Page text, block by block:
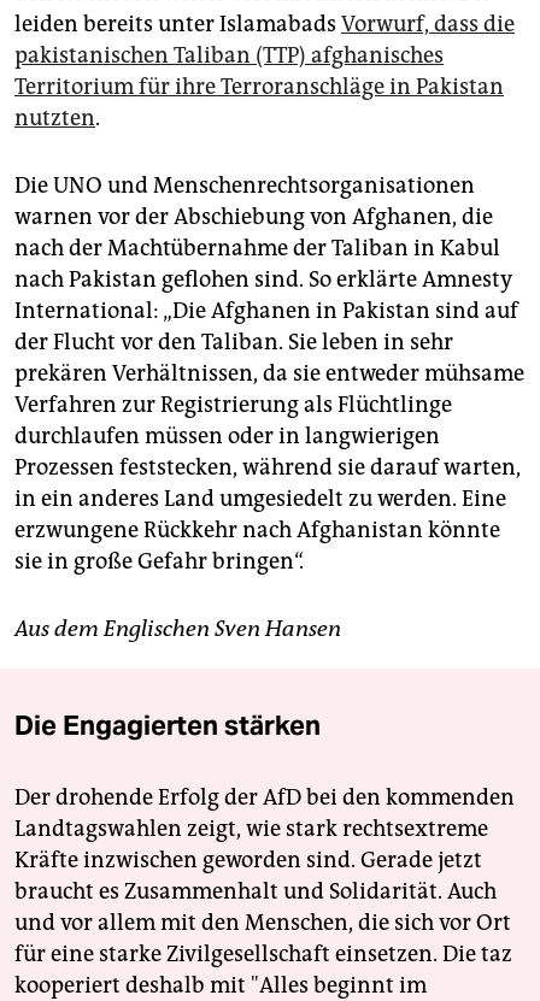
leiden bereits unter Islamabads Vorwurf, dass die
pakistanischen Taliban (TTP) afghanisches
Territorium für ihre Terroranschläge in Pakistan
nutzten.
Die UNO und Menschenrechtsorganisationen
warnen vor der Abschiebung von Afghanen, die
nach der Machtübernahme der Taliban in Kabul
nach Pakistan geflohen sind. So erklärte Amnesty
International: „Die Afghanen in Pakistan sind auf
der Flucht vor den Taliban. Sie leben in sehr
prekären Verhältnissen, da sie entweder mühsame
Verfahren zur Registrierung als Flüchtlinge
durchlaufen müssen oder in langwierigen
Prozessen feststecken, während sie darauf warten,
in ein anderes Land umgesiedelt zu werden. Eine
erzwungene Rückkehr nach Afghanistan könnte
sie in große Gefahr bringen“.
Aus dem Englischen Sven Hansen
Die Engagierten stärken
Der drohende Erfolg der AfD bei den kommenden
Landtagswahlen zeigt, wie stark rechtsextreme
Kräfte inzwischen geworden sind. Gerade jetzt
braucht es Zusammenhalt und Solidarität. Auch
und vor allem mit den Menschen, die sich vor Ort
für eine starke Zivilgesellschaft einsetzen. Die taz
kooperiert deshalb mit "Alles beginnt im